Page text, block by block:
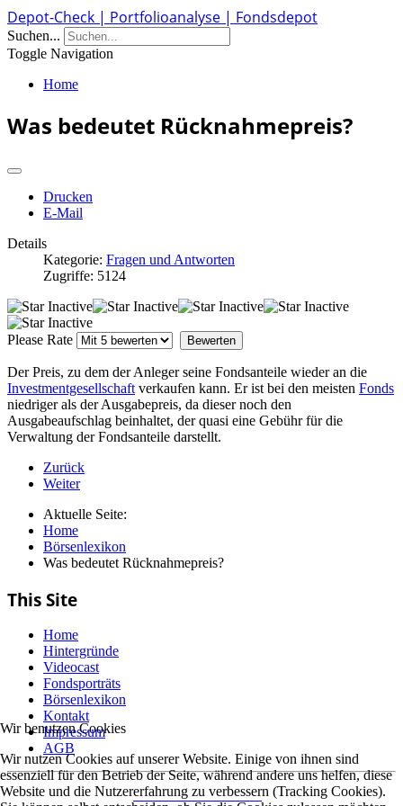
Depot-Check | Portfolioanalyse | Fondsdepot
Suchen...
Toggle Navigation
Home
Was bedeutet Rücknahmepreis?
Drucken
E-Mail
Details
Kategorie: Fragen und Antworten
Zugriffe: 5124
Please Rate
Der Preis, zu dem der Anleger seine Fondsanteile wieder an die
Investmentgesellschaft verkaufen kann. Er ist bei den meisten Fonds
niedriger als der Ausgabepreis, da dieser noch den
Ausgabeaufschlag beinhaltet, der quasi eine Gebühr für die
Verwaltung der Fondsanteile darstellt.
Zurück
Weiter
Aktuelle Seite:
Home
Börsenlexikon
Was bedeutet Rücknahmepreis?
This Site
Home
Hintergründe
Videocast
Fondsporträts
Börsenlexikon
Kontakt
Impressum
AGB
Datenschutzerklärung
Wir benutzen Cookies
Wir nutzen Cookies auf unserer Website. Einige von ihnen sind
essenziell für den Betrieb der Seite, während andere uns helfen, diese
Website und die Nutzererfahrung zu verbessern (Tracking Cookies).